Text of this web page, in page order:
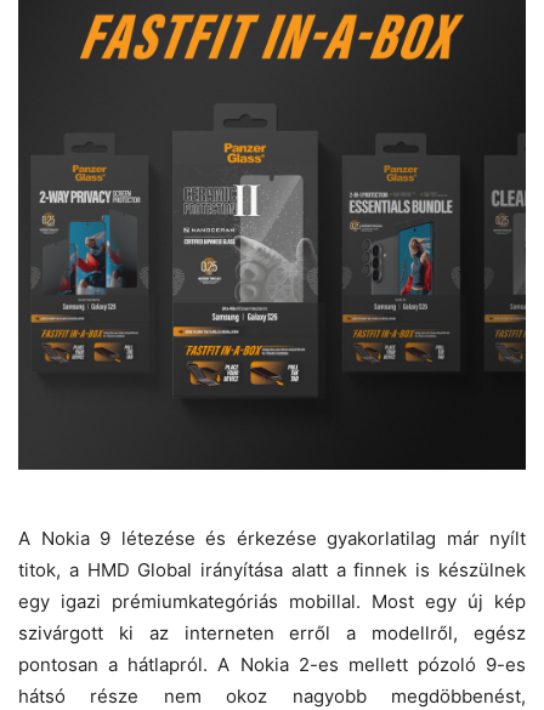
A Nokia 9 létezése és érkezése gyakorlatilag már nyílt
titok, a HMD Global irányítása alatt a finnek is készülnek
egy igazi prémiumkategóriás mobillal. Most egy új kép
szivárgott ki az interneten erről a modellről, egész
pontosan a hátlapról. A Nokia 2-es mellett pózoló 9-es
hátsó része nem okoz nagyobb megdöbbenést,